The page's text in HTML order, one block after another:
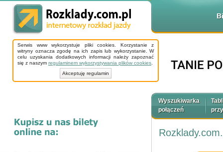
Serwis www wykorzystuje pliki cookies. Korzystanie z
witryny oznacza zgodę na ich zapis lub wykorzystanie. W
celu uzyskania dodatkowych informacji należy zapoznać
się z naszym regulaminem wykorzystywania plików cookies
Akceptuję regulamin
Wyszukiwarka
połączeń